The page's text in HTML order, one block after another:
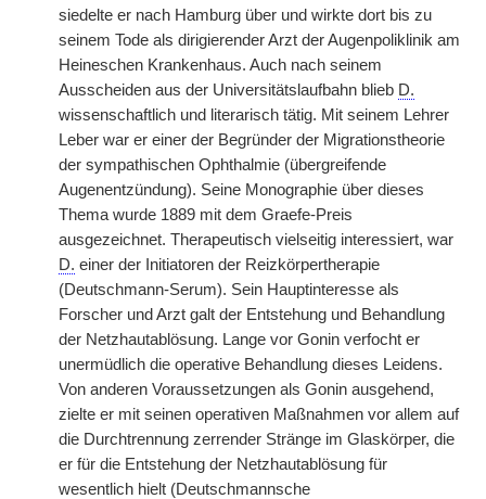
siedelte er nach Hamburg über und wirkte dort bis zu
seinem Tode als dirigierender Arzt der Augenpoliklinik am
Heineschen Krankenhaus. Auch nach seinem
Ausscheiden aus der Universitätslaufbahn blieb D.
wissenschaftlich und literarisch tätig. Mit seinem Lehrer
Leber war er einer der Begründer der Migrationstheorie
der sympathischen Ophthalmie (übergreifende
Augenentzündung). Seine Monographie über dieses
Thema wurde 1889 mit dem Graefe-Preis
ausgezeichnet. Therapeutisch vielseitig interessiert, war
D. einer der Initiatoren der Reizkörpertherapie
(Deutschmann-Serum). Sein Hauptinteresse als
Forscher und Arzt galt der Entstehung und Behandlung
der Netzhautablösung. Lange vor Gonin verfocht er
unermüdlich die operative Behandlung dieses Leidens.
Von anderen Voraussetzungen als Gonin ausgehend,
zielte er mit seinen operativen Maßnahmen vor allem auf
die Durchtrennung zerrender Stränge im Glaskörper, die
er für die Entstehung der Netzhautablösung für
wesentlich hielt (Deutschmannsche